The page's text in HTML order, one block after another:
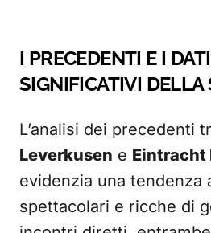
I PRECEDENTI E I
SIGNIFICATIVI DELLA
L’analisi dei precedenti
Leverkusen e Eintracht
evidenzia una tendenza
spettacolari e ricche di